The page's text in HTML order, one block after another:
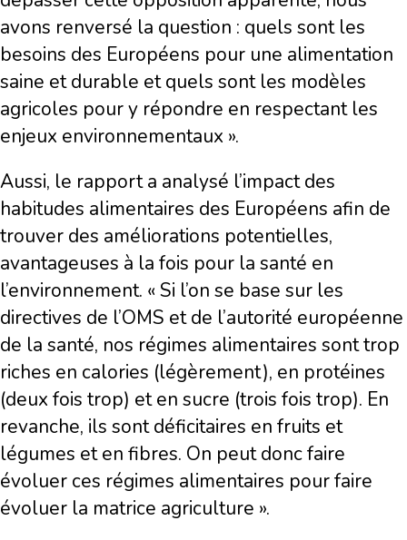
avons renversé la question : quels sont les
besoins des Européens pour une alimentation
saine et durable et quels sont les modèles
agricoles pour y répondre en respectant les
enjeux environnementaux ».
Aussi, le rapport a analysé l’impact des
habitudes alimentaires des Européens afin de
trouver des améliorations potentielles,
avantageuses à la fois pour la santé en
l’environnement. « Si l’on se base sur les
directives de l’OMS et de l’autorité européenne
de la santé, nos régimes alimentaires sont trop
riches en calories (légèrement), en protéines
(deux fois trop) et en sucre (trois fois trop). En
revanche, ils sont déficitaires en fruits et
légumes et en fibres. On peut donc faire
évoluer ces régimes alimentaires pour faire
évoluer la matrice agriculture ».